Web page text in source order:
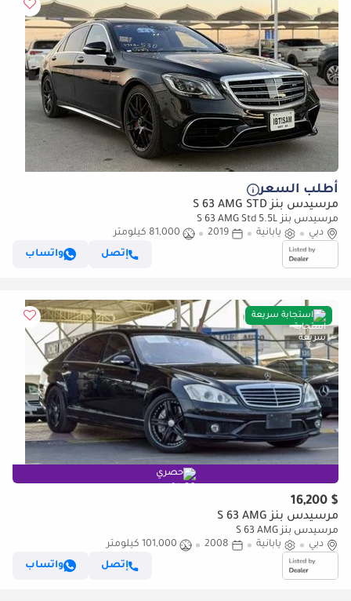
أطلب السعر
مرسيدس بنز S 63 AMG STD
مرسيدس بنز S 63 AMG Std 5.5L
دبي
يابانية 2019
81,000 كيلومتر
إتصل
واتساب
استجابة سريعة
حصري
$ 16,200
مرسيدس بنز S 63 AMG
مرسيدس بنز S 63 AMG
دبي
يابانية 2008
101,000 كيلومتر
إتصل
واتساب